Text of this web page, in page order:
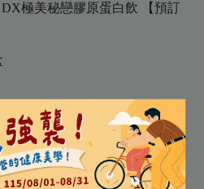
極美秘戀膠原蛋白飲 【預訂
(蛋白聚醣)、膠原蛋白胜肽、
分子釘(神經醯胺)、CoQ10
熱量 28大卡、蛋白質 3.8公克、